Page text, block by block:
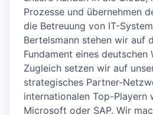
Prozesse und übernehmen
die Betreuung von IT-
Bertelsmann stehen wir auf
Fundament eines deutschen
Zugleich setzen wir auf
strategisches Partner-
internationalen Top-Playern
Microsoft oder SAP. Wir